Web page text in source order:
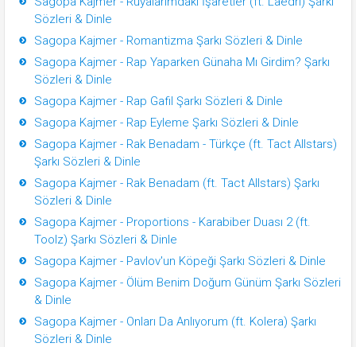
Sözleri & Dinle
Sagopa Kajmer - Romantizma Şarkı Sözleri & Dinle
Sagopa Kajmer - Rap Yaparken Günaha Mı Girdim? Şarkı
Sözleri & Dinle
Sagopa Kajmer - Rap Gafil Şarkı Sözleri & Dinle
Sagopa Kajmer - Rap Eyleme Şarkı Sözleri & Dinle
Sagopa Kajmer - Rak Benadam - Türkçe (ft. Tact Allstars)
Şarkı Sözleri & Dinle
Sagopa Kajmer - Rak Benadam (ft. Tact Allstars) Şarkı
Sözleri & Dinle
Sagopa Kajmer - Proportions - Karabiber Duası 2 (ft.
Toolz) Şarkı Sözleri & Dinle
Sagopa Kajmer - Pavlov'un Köpeği Şarkı Sözleri & Dinle
Sagopa Kajmer - Ölüm Benim Doğum Günüm Şarkı Sözleri
& Dinle
Sagopa Kajmer - Onları Da Anlıyorum (ft. Kolera) Şarkı
Sözleri & Dinle